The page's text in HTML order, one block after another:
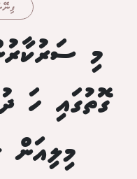
މި
މިލިއަން